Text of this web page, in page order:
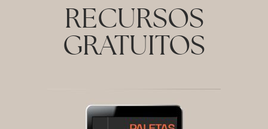
RECURSOS
GRATUITOS